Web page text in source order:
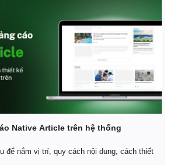
Native Article trên hệ thống
để nắm vị trí, quy cách nội dung, cách thiết